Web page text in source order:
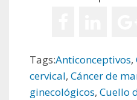
Tags:Anticonceptivos,
cervical, Cáncer de
ginecológicos, Cuello